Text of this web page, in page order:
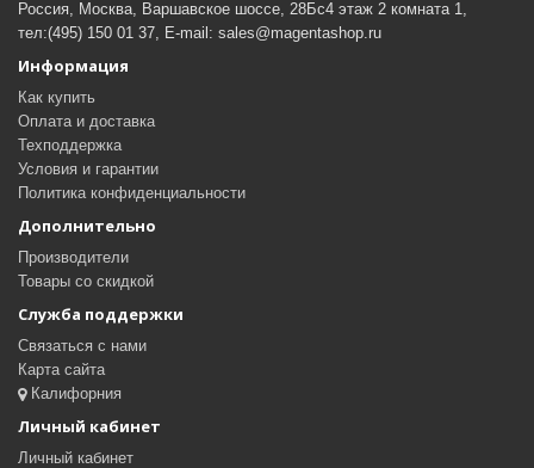
Россия, Москва, Варшавское шоссе, 28Бс4 этаж 2 комната 1,
тел:(495) 150 01 37, E-mail: sales@magentashop.ru
Информация
Как купить
Оплата и доставка
Техподдержка
Условия и гарантии
Политика конфиденциальности
Дополнительно
Производители
Товары со скидкой
Служба поддержки
Связаться с нами
Карта сайта
Калифорния
Личный кабинет
Личный кабинет